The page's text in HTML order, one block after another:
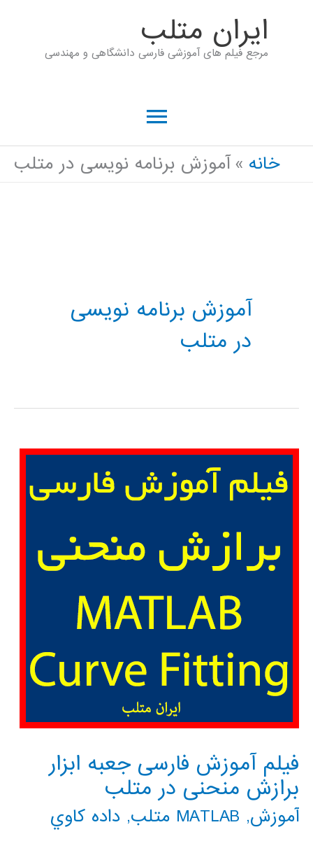
ايران متلب
مرجع فیلم های آموزشی فارسی دانشگاهی و مهندسی
فهرست
اصلی
خانه آموزش برنامه نویسی در متلب
آموزش برنامه نویسی
در متلب
فیلم آموزش فارسی جعبه ابزار
برازش منحنی در متلب
آموزش, MATLAB متلب , داده كاوي